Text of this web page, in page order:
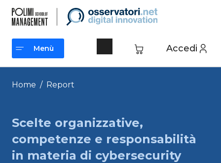
contenuto
Accedi
Menù
Menù
Home / Report
Scelte organizzative,
competenze e responsabilità
in materia di cybersecurity